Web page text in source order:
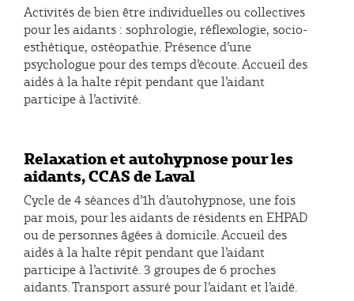
Activités de bien être individuelles ou collectives
pour les aidants : sophrologie, réflexologie, socio-
esthétique, ostéopathie. Présence d’une
psychologue pour des temps d’écoute. Accueil des
aidés à la halte répit pendant que l’aidant
participe à l’activité.
Relaxation et autohypnose pour les
aidants, CCAS de Laval
Cycle de 4 séances d’1h d’autohypnose, une fois
par mois, pour les aidants de résidents en EHPAD
ou de personnes âgées à domicile. Accueil des
aidés à la halte répit pendant que l’aidant
participe à l’activité. 3 groupes de 6 proches
aidants. Transport assuré pour l’aidant et l’aidé.